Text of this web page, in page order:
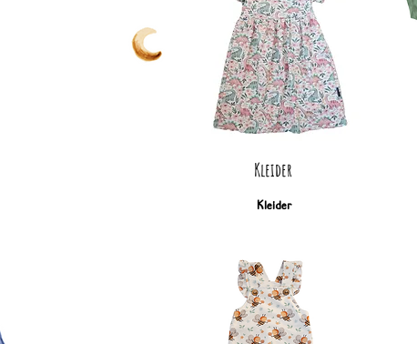
Kleider
Kleider